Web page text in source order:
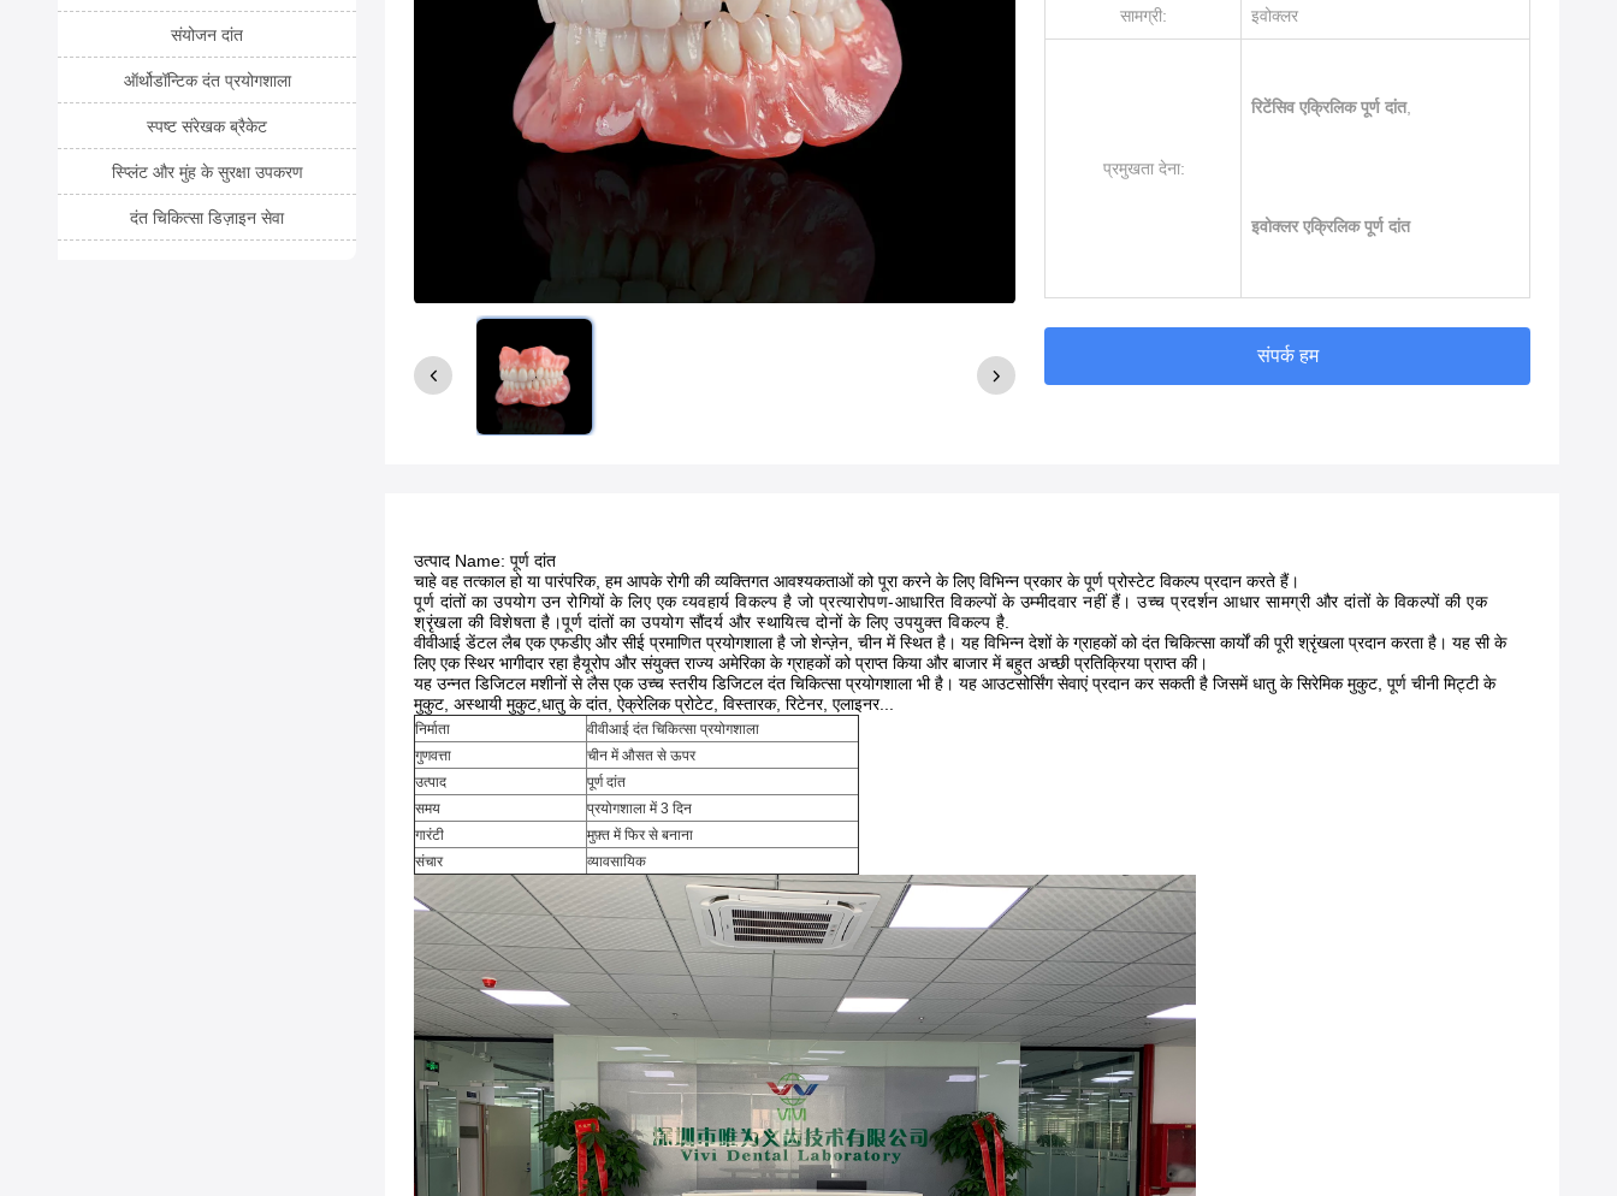
संयोजन दांत
ऑर्थोडॉन्टिक दंत प्रयोगशाला
स्पष्ट संरेखक ब्रैकेट
स्प्लिंट और मुंह के सुरक्षा उपकरण
दंत चिकित्सा डिज़ाइन सेवा
सामग्री: इवोक्लर
प्रमुखता देना:
रिटेंसिव एक्रिलिक पूर्ण दांत,
इवोक्लर एक्रिलिक पूर्ण दांत
संपर्क हम
उत्पाद Name: पूर्ण दांत
चाहे वह तत्काल हो या पारंपरिक, हम आपके रोगी की व्यक्तिगत आवश्यकताओं को पूरा करने के लिए विभिन्न प्रकार के पूर्ण प्रोस्टेट विकल्प प्रदान करते हैं।
पूर्ण दांतों का उपयोग उन रोगियों के लिए एक व्यवहार्य विकल्प है जो प्रत्यारोपण-आधारित विकल्पों के उम्मीदवार नहीं हैं। उच्च प्रदर्शन आधार सामग्री और दांतों के विकल्पों की एक
श्रृंखला की विशेषता है।पूर्ण दांतों का उपयोग सौंदर्य और स्थायित्व दोनों के लिए उपयुक्त विकल्प है.
वीवीआई डेंटल लैब एक एफडीए और सीई प्रमाणित प्रयोगशाला है जो शेन्ज़ेन, चीन में स्थित है। यह विभिन्न देशों के ग्राहकों को दंत चिकित्सा कार्यों की पूरी श्रृंखला प्रदान करता है। यह सी के
लिए एक स्थिर भागीदार रहा हैयूरोप और संयुक्त राज्य अमेरिका के ग्राहकों को प्राप्त किया और बाजार में बहुत अच्छी प्रतिक्रिया प्राप्त की।
यह उन्नत डिजिटल मशीनों से लैस एक उच्च स्तरीय डिजिटल दंत चिकित्सा प्रयोगशाला भी है। यह आउटसोर्सिंग सेवाएं प्रदान कर सकती है जिसमें धातु के सिरेमिक मुकुट, पूर्ण चीनी मिट्टी के
मुकुट, अस्थायी मुकुट,धातु के दांत, ऐक्रेलिक प्रोटेट, विस्तारक, रिटेनर, एलाइनर...
निर्माता
वीवीआई दंत चिकित्सा प्रयोगशाला
गुणवत्ता
चीन में औसत से ऊपर
उत्पाद
पूर्ण दांत
समय
प्रयोगशाला में 3 दिन
गारंटी
मुफ़्त में फिर से बनाना
संचार
व्यावसायिक